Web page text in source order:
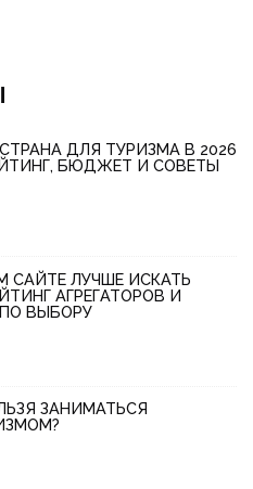
ДЛЯ ТУРИЗМА В 2026
БЮДЖЕТ И СОВЕТЫ
САЙТЕ ЛУЧШЕ ИСКАТЬ
АГРЕГАТОРОВ И
ВЫБОРУ
ЗАНИМАТЬСЯ